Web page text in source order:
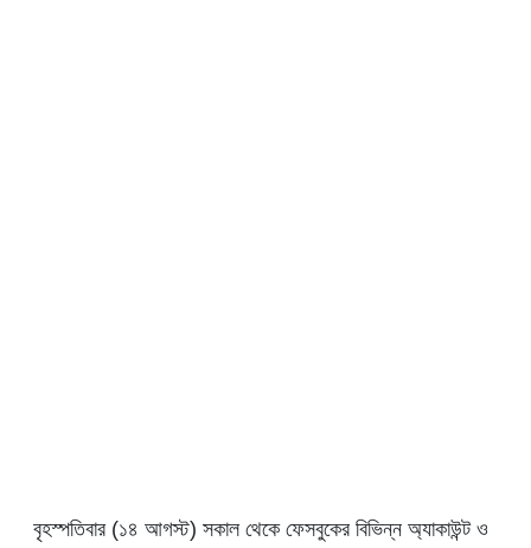
বৃহস্পতিবার (১৪ আগস্ট) সকাল থেকে ফেসবুকের বিভিন্ন অ্যাকাউন্ট ও